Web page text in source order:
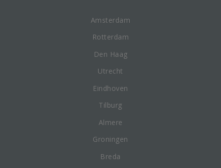
Amsterdam
Rotterdam
Den Haag
Utrecht
Eindhoven
Tilburg
Almere
Groningen
Breda